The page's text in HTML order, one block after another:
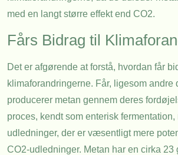
med en langt større effekt end CO2.
Fårs Bidrag til
Det er afgørende at forstå, hvordan får
klimaforandringerne. Får, ligesom andre
producerer metan gennem deres
proces, kendt som enterisk fermentation,
udledninger, der er væsentligt mere
CO2-udledninger. Metan har en cirka